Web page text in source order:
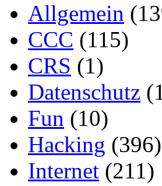
Allgemein
CCC (115)
CRS (1)
Datenschutz
Fun (10)
Hacking (396)
Internet (211)